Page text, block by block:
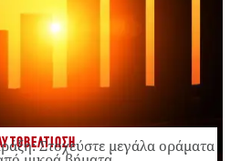
Στοχεύστε μεγάλα οράματα